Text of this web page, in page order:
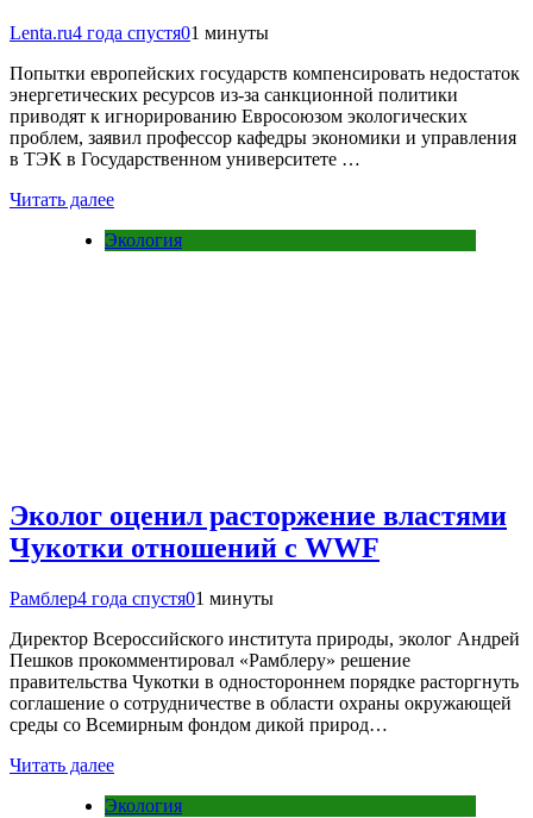
Lenta.ru4 года спустя01 минуты
Попытки европейских государств компенсировать недостаток
энергетических ресурсов из-за санкционной политики
приводят к игнорированию Евросоюзом экологических
проблем, заявил профессор кафедры экономики и управления
в ТЭК в Государственном университете …
Читать далее
Экология
Эколог оценил расторжение властями
Чукотки отношений с WWF
Рамблер4 года спустя01 минуты
Директор Всероссийского института природы, эколог Андрей
Пешков прокомментировал «Рамблеру» решение
правительства Чукотки в одностороннем порядке расторгнуть
соглашение о сотрудничестве в области охраны окружающей
среды со Всемирным фондом дикой природ…
Читать далее
Экология